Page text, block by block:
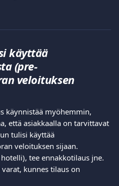
käyttää
(pre-
veloituksen
käynnistää myöhemmin,
että asiakkaalla on tarvittavat
tulisi käyttää
veloituksen sijaan.
tee ennakkotilaus jne.
kunnes tilaus on